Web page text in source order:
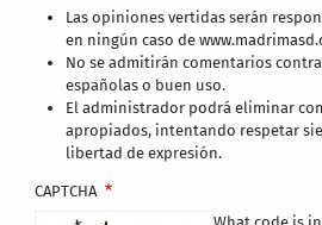
Las opiniones vertidas serán
en ningún caso de
No se admitirán comentarios
españolas o buen uso.
El administrador podrá eliminar
apropiados, intentando respetar
libertad de expresión.
CAPTCHA